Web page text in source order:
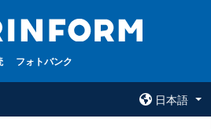
フォトバンク
日本語